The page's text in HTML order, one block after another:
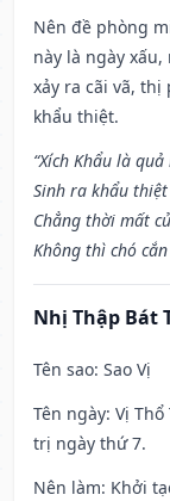
Nên đề phòng
này là ngày
xảy ra cãi vã,
khẩu thiệt.
“Xích Khẩu là
Sinh ra khẩu
Chẳng thời mất
Không thì chó
Nhị Thập Bát
Tên sao: Sao Vị
Tên ngày: Vị
trị ngày thứ 7.
Nên làm: Khởi